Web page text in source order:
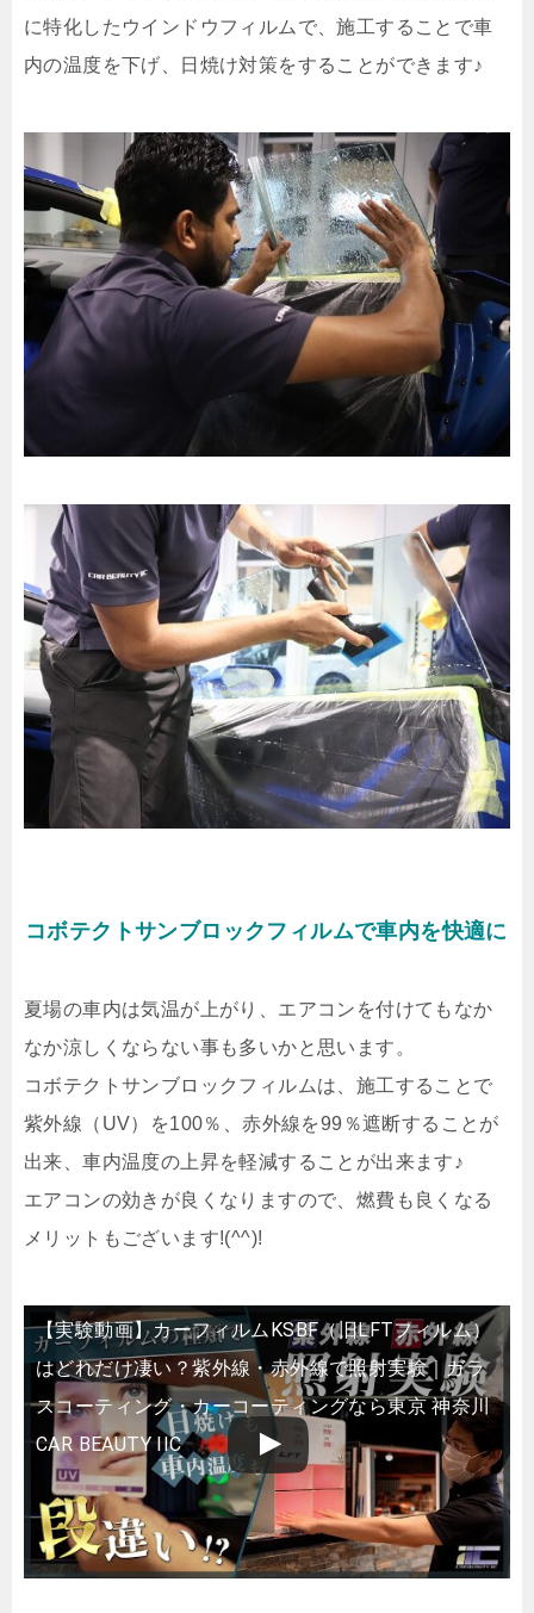
に特化したウインドウフィルムで、施工することで車
内の温度を下げ、日焼け対策をすることができます♪
コボテクトサンブロックフィルムで車内を快適に
夏場の車内は気温が上がり、エアコンを付けてもなか
なか涼しくならない事も多いかと思います。
コボテクトサンブロックフィルムは、施工することで
紫外線（UV）を100％、赤外線を99％遮断することが
出来、車内温度の上昇を軽減することが出来ます♪
エアコンの効きが良くなりますので、燃費も良くなる
メリットもございます!(^^)!
【実験動画】カーフィルムKSBF（旧LFTフィルム）
はどれだけ凄い？紫外線・赤外線で照射実験｜ガラ
スコーティング・カーコーティングなら東京 神奈川
CAR BEAUTY IIC